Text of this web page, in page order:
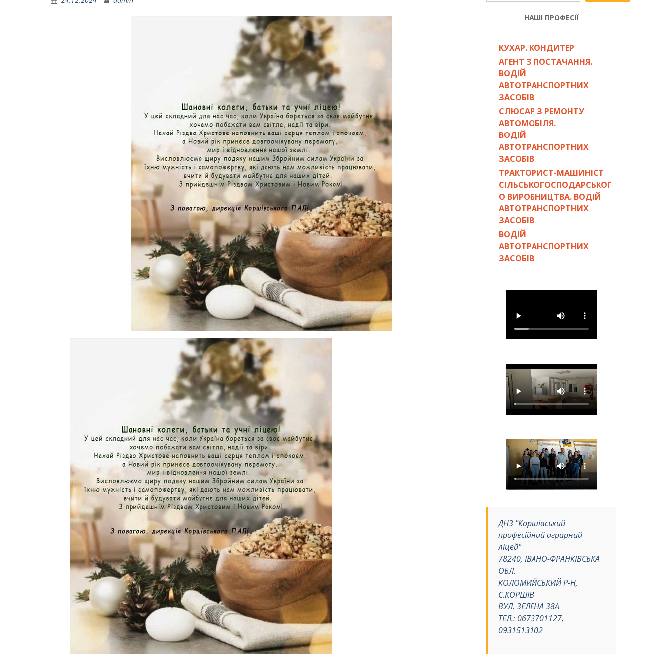
НАШІ ПРОФЕСІЇ
КУХАР. КОНДИТЕР
АГЕНТ З ПОСТАЧАННЯ.
ВОДІЙ
АВТОТРАНСПОРТНИХ
ЗАСОБІВ
СЛЮСАР З РЕМОНТУ
АВТОМОБІЛЯ.
ВОДІЙ
АВТОТРАНСПОРТНИХ
ЗАСОБІВ
ТРАКТОРИСТ-МАШИНІСТ
СІЛЬСЬКОГОСПОДАРСЬКОГ
О ВИРОБНИЦТВА. ВОДІЙ
АВТОТРАНСПОРТНИХ
ЗАСОБІВ
ВОДІЙ
АВТОТРАНСПОРТНИХ
ЗАСОБІВ
ДНЗ "Коршівський
професійний аграрний
ліцей"
78240, ІВАНО-ФРАНКІВСЬКА
ОБЛ.
КОЛОМИЙСЬКИЙ Р-Н,
С.КОРШІВ
ВУЛ. ЗЕЛЕНА 38А
ТЕЛ.: 0673701127,
0931513102